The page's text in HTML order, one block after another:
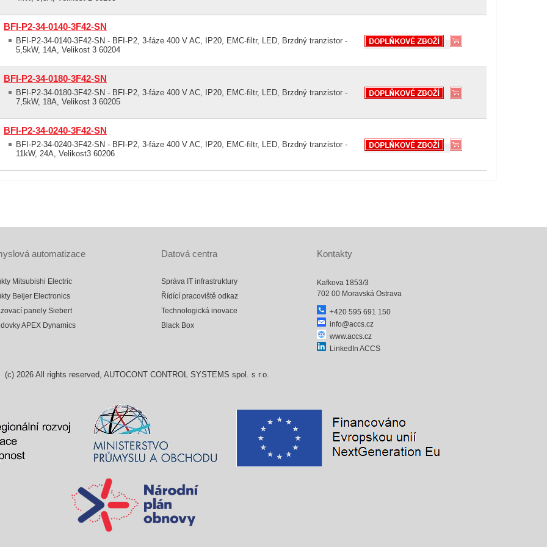
BFI-P2-34-0140-3F42-SN
BFI-P2-34-0140-3F42-SN - BFI-P2, 3-fáze 400 V AC, IP20, EMC-filtr, LED, Brzdný tranzistor -
5,5kW, 14A, Velikost 3 60204
BFI-P2-34-0180-3F42-SN
BFI-P2-34-0180-3F42-SN - BFI-P2, 3-fáze 400 V AC, IP20, EMC-filtr, LED, Brzdný tranzistor -
7,5kW, 18A, Velikost 3 60205
BFI-P2-34-0240-3F42-SN
BFI-P2-34-0240-3F42-SN - BFI-P2, 3-fáze 400 V AC, IP20, EMC-filtr, LED, Brzdný tranzistor -
11kW, 24A, Velikost3 60206
automatizace
Mitsubishi Electric
Beijer Electronics
panely Siebert
APEX Dynamics
Datová centra
Správa IT infrastruktury
Řídící pracoviště odkaz
Technologická inovace
Black Box
Kontakty
Kafkova 1853/3
702 00 Moravská Ostrava
+420 595 691 150
info@accs.cz
www.accs.cz
LinkedIn ACCS
(c) 2026All rights reserved, AUTOCONT CONTROL SYSTEMS spol. s r.o.